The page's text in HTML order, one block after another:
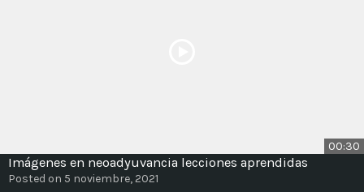
00:30
Imágenes en neoadyuvancia lecciones aprendidas
Posted on 5 noviembre, 2021